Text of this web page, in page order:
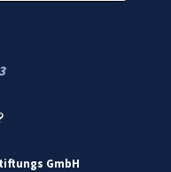
GmbH